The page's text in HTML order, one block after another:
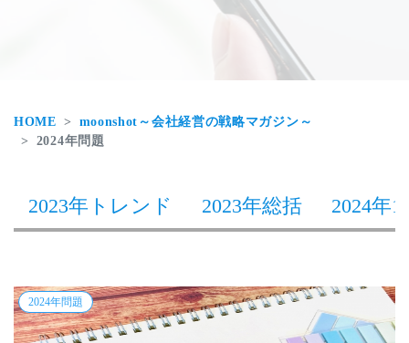
HOME
moonshot～会社経営の戦略マガジン～
2024年問題
2023年トレンド 2023年総括 2024年1
2024年問題